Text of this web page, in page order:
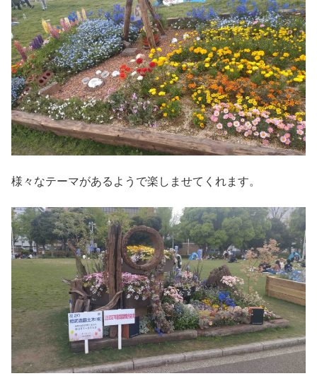
様々なテーマがあるようで楽しませてくれます。